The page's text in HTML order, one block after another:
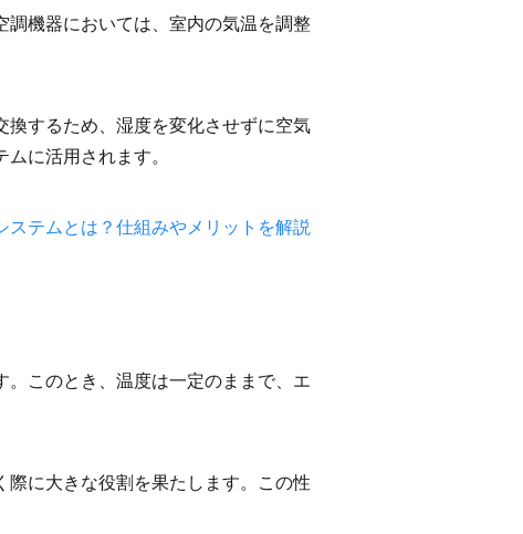
機器においては、室内の気温を調整
するため、湿度を変化させずに空気
に活用されます。
ステムとは？仕組みやメリットを解説
このとき、温度は一定のままで、エ
に大きな役割を果たします。この性